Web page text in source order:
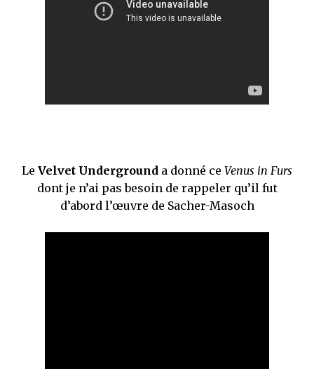
Le Velvet Underground a donné ce Venus in Furs
dont je n’ai pas besoin de rappeler qu’il fut
d’abord l’œuvre de Sacher-Masoch